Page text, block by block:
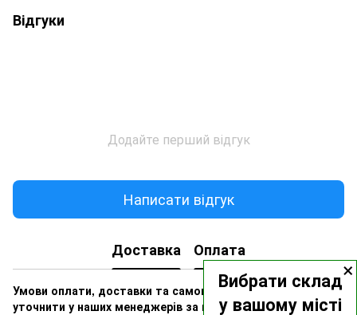
×
Вибрати склад
у вашому місті
Відгуки
Додайте перший відгук
Написати відгук
Доставка Оплата
Умови оплати, доставки та самовивозу ви можете
уточнити у наших менеджерів за номерами: